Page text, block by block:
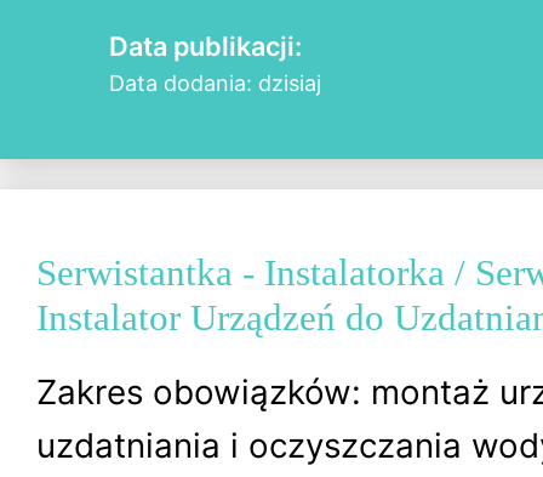
Data publikacji:
Data dodania: dzisiaj
Serwistantka - Instalatorka /
Instalator Urządzeń do
Zakres obowiązków: montaż
uzdatniania i oczyszczania